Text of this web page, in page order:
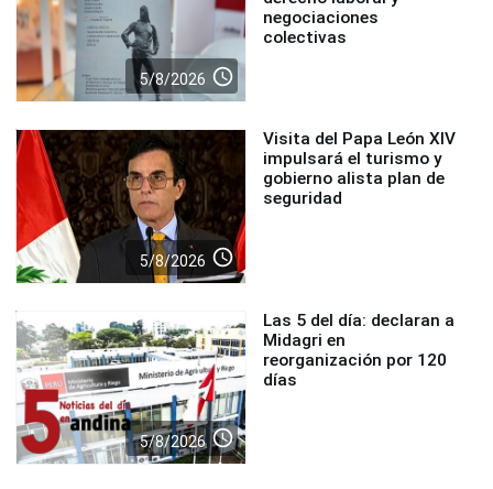
5/8/2026 access_time
negociaciones
colectivas
5/8/2026 access_time
Visita del Papa León XIV
impulsará el turismo y
gobierno alista plan de
seguridad
5/8/2026 access_time
Las 5 del día: declaran a
Midagri en
reorganización por 120
días